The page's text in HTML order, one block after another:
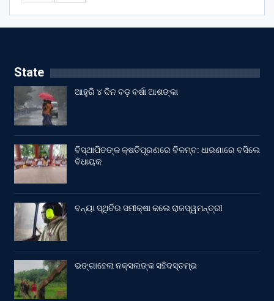
State
ଆହୁରି ୪ ଦିନ ବଡ଼ ବର୍ଷା ଆଶଙ୍କା
ବିସ୍ଥାପିତଙ୍କ କ୍ଷତିପୂରଣରେ ବିଳମ୍ବ: ଧାରଣାରେ ବସିଲେ
ବିଧାୟକ
ବନ୍ୟା ସ୍ଥିତିର ସମୀକ୍ଷା କଲେ ରାଜସ୍ୱମନ୍ତ୍ରୀ
ଭଙ୍ଗାହେଲା ନକ୍ସଲଙ୍କ ସହିଦସ୍ତମ୍ଭ